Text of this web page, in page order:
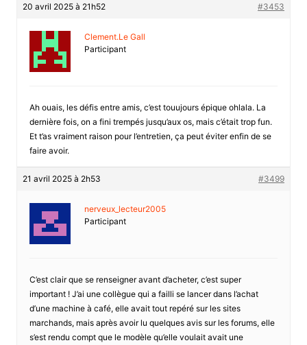
20 avril 2025 à 21h52 #3453
Clement.Le Gall
Participant
Ah ouais, les défis entre amis, c’est touujours épique ohlala. La
dernière fois, on a fini trempés jusqu’aux os, mais c’était trop fun.
Et t’as vraiment raison pour l’entretien, ça peut éviter enfin de se
faire avoir.
21 avril 2025 à 2h53 #3499
nerveux_lecteur2005
Participant
C’est clair que se renseigner avant d’acheter, c’est super
important ! J’ai une collègue qui a failli se lancer dans l’achat
d’une machine à café, elle avait tout repéré sur les sites
marchands, mais après avoir lu quelques avis sur les forums, elle
s’est rendu compt que le modèle qu’elle voulait avait une